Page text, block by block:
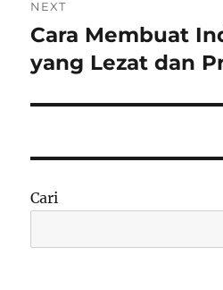
NEXT
Next
post:
Cara Membuat
yang Lezat dan
Cari